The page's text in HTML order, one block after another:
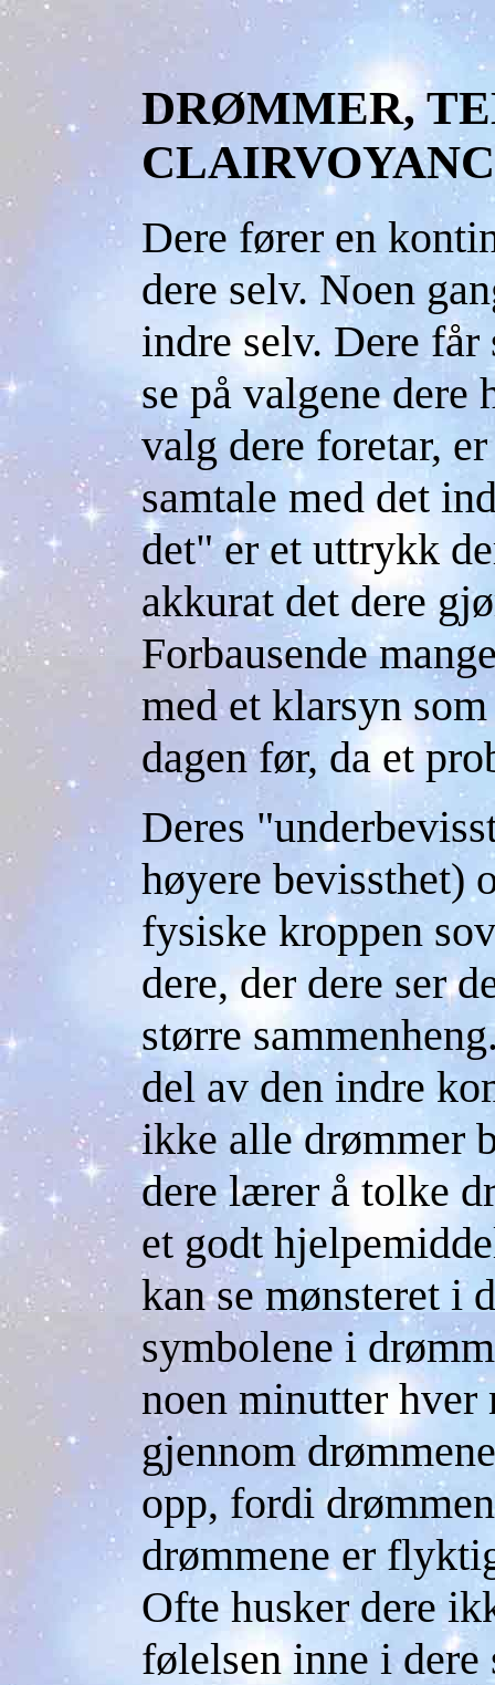
DRØMMER,
Dere fører en
dere selv. Noen
indre selv. Dere får
se på valgene
valg dere foretar,
samtale med det
det" er et uttrykk
akkurat det dere
Forbausende
med et klarsyn
dagen før, da et
Deres
høyere bevissthet)
fysiske kroppen
dere, der dere ser
større
del av den indre
ikke alle drømmer
dere lærer å tolke
et godt
kan se mønsteret i
symbolene i
noen minutter hver
gjennom
opp, fordi
drømmene er
Ofte husker dere
følelsen inne i